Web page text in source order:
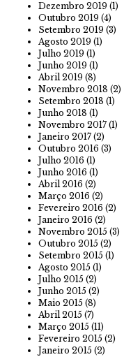
Dezembro 2019 (1)
Outubro 2019 (4)
Setembro 2019 (3)
Agosto 2019 (1)
Julho 2019 (1)
Junho 2019 (1)
Abril 2019 (8)
Novembro 2018 (2)
Setembro 2018 (1)
Junho 2018 (1)
Novembro 2017 (1)
Janeiro 2017 (2)
Outubro 2016 (3)
Julho 2016 (1)
Junho 2016 (1)
Abril 2016 (2)
Março 2016 (2)
Fevereiro 2016 (2)
Janeiro 2016 (2)
Novembro 2015 (3)
Outubro 2015 (2)
Setembro 2015 (1)
Agosto 2015 (1)
Julho 2015 (2)
Junho 2015 (2)
Maio 2015 (8)
Abril 2015 (7)
Março 2015 (11)
Fevereiro 2015 (2)
Janeiro 2015 (2)